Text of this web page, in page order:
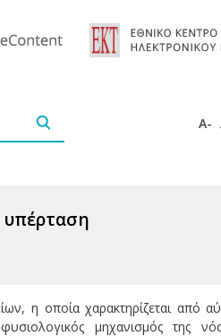
A-
υπέρταση
η οποία χαρακτηρίζεται από
μηχανισμός της